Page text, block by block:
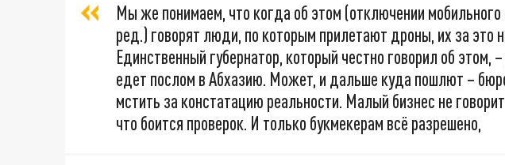
Мы же понимаем, что когда об этом (отключении мобильного
ред.) говорят люди, по которым прилетают дроны, их за это
Единственный губернатор, который честно говорил об этом,
едет послом в Абхазию. Может, и дальше куда пошлют –
мстить за констатацию реальности. Малый бизнес не
что боится проверок. И только букмекерам всё разрешено,